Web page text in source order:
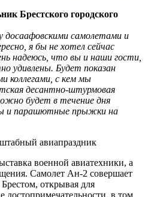
Брестского городского
досаафовскими самолетами и
я бы не хотел сейчас
надеюсь, что вы и наши гости,
удивлены. Будет показан
коллегами, с кем мы
десантно-штурмовая
будет в течение дня
и парашютные прыжки на
военной авиатехники, а
Самолет Ан-2 совершает
открывая для
достопримечательности, в том